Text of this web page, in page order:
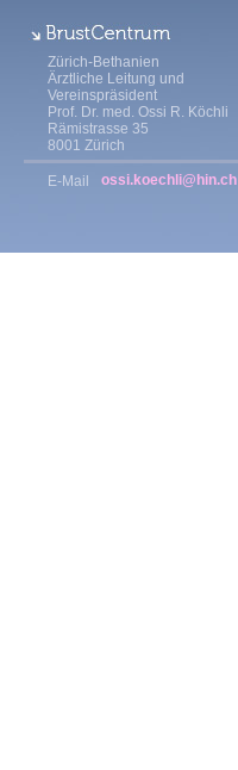
Zürich-Bethanien
Ärztliche Leitung und
Vereinspräsident
Prof. Dr. med. Ossi R. Köchli
Rämistrasse 35
8001 Zürich
E-Mail ossi.koechli@hin.ch